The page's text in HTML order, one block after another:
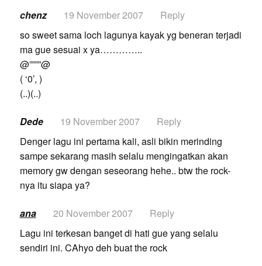
chenz 19 November 2007
Reply
so sweet sama loch lagunya kayak yg beneran terjadi
ma gue sesuai x ya…………..
@””””@
( ‘0’, )
(..)(..)
Dede 19 November 2007
Reply
Denger lagu ini pertama kali, asli bikin merinding
sampe sekarang masih selalu mengingatkan akan
memory gw dengan seseorang hehe.. btw the rock-
nya itu siapa ya?
ana 20 November 2007
Reply
Lagu ini terkesan banget di hati gue yang selalu
sendiri ini. CAhyo deh buat the rock